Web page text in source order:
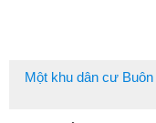
Một khu dân cư